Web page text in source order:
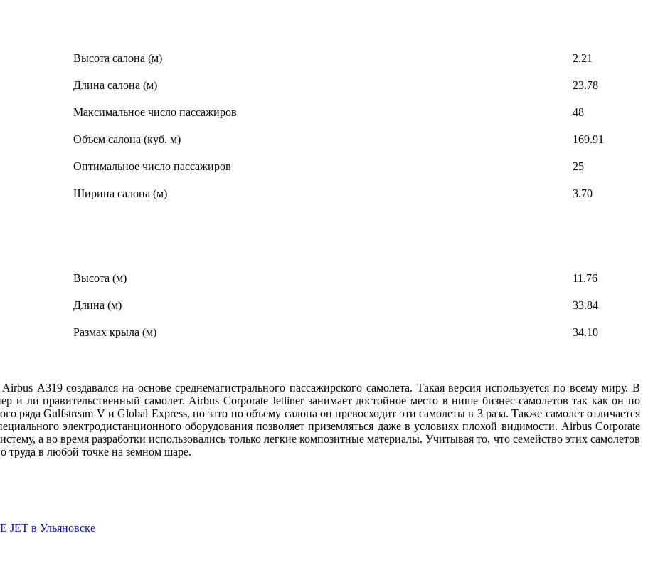
Высота салона (м) 2.21
Длина салона (м) 23.78
Максимальное число пассажиров 48
Объем салона (куб. м) 169.91
Оптимальное число пассажиров 25
Ширина салона (м) 3.70
Высота (м) 11.76
Длина (м) 33.84
Размах крыла (м) 34.10
А319 создавался на основе среднемагистрального пассажирского самолета. Такая версия используется по всему миру. В
и ли правительственный самолет. Airbus Corporate Jetliner занимает достойное место в нише бизнес-самолетов так как он по
ряда Gulfstream V и Global Express, но зато по объему салона он превосходит эти самолеты в 3 раза. Также самолет отличается
электродистанционного оборудования позволяет приземляться даже в условиях плохой видимости. Airbus Corporate
а во время разработки использовались только легкие композитные материалы. Учитывая то, что семейство этих самолетов
труда в любой точке на земном шаре.
JET в Ульяновске